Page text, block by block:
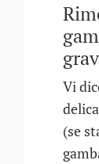
Vi
(se